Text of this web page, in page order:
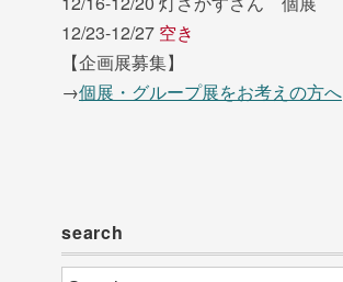
12/23-12/27 空き
【企画展募集】
→個展・グループ展をお考えの方へ
search